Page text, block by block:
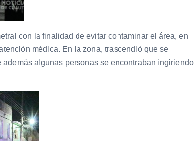
con la finalidad de evitar contaminar el área, en
médica. En la zona, trascendió que se
algunas personas se encontraban ingiriendo